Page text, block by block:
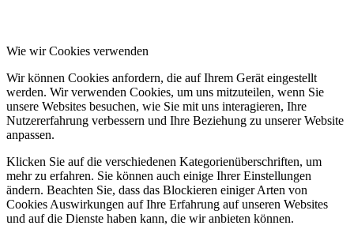
Wie wir Cookies verwenden
Wir können Cookies anfordern, die auf Ihrem Gerät eingestellt
werden. Wir verwenden Cookies, um uns mitzuteilen, wenn Sie
unsere Websites besuchen, wie Sie mit uns interagieren, Ihre
Nutzererfahrung verbessern und Ihre Beziehung zu unserer Website
anpassen.
Klicken Sie auf die verschiedenen Kategorienüberschriften, um
mehr zu erfahren. Sie können auch einige Ihrer Einstellungen
ändern. Beachten Sie, dass das Blockieren einiger Arten von
Cookies Auswirkungen auf Ihre Erfahrung auf unseren Websites
und auf die Dienste haben kann, die wir anbieten können.